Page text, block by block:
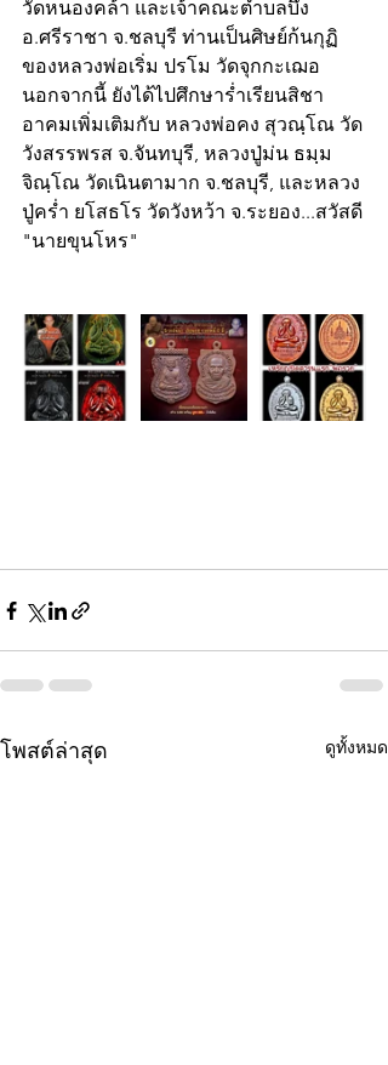
วัดหนองคล้า และเจ้าคณะตำบลบึง
อ.ศรีราชา จ.ชลบุรี ท่านเป็นศิษย์ก้นกุฏิ
ของหลวงพ่อเริ่ม ปรโม วัดจุกกะเฌอ
นอกจากนี้ ยังได้ไปศึกษาร่ำเรียนสิชา
อาคมเพิ่มเติมกับ หลวงพ่อคง สุวณฺโณ วัด
วังสรรพรส จ.จันทบุรี, หลวงปู่ม่น ธมฺม
จิณฺโณ วัดเนินตามาก จ.ชลบุรี, และหลวง
ปู่คร่ำ ยโสธโร วัดวังหว้า จ.ระยอง...สวัสดี
"นายขุนโหร"
โพสต์ล่าสุด ดูทั้งหมด